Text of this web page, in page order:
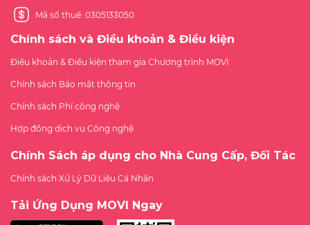
Mã số thuế: 0305133050
Chính sách và Điều khoản & Điều kiện
Điều khoản & Điều kiện tham gia Chương trình MOVI
Chính sách Bảo mật thông tin
Chính sách Phí công nghệ
Hợp đồng dịch vụ Công nghệ
Chính Sách áp dụng cho Nhà Cung Cấp, Đối Tác
Chính sách Xử Lý Dữ Liệu Cá Nhân
Tải Ứng Dụng MOVI Ngay